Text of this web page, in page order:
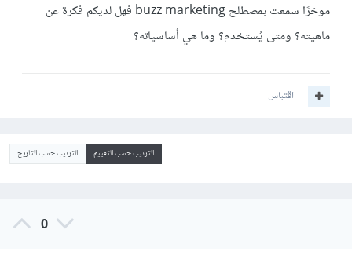
موخرًا سمعت بمصطلح buzz marketing فهل لديكم فكرة عن
ماهيته؟ ومتى يُستخدم؟ وما هي أساسياته؟
اقتباس
الترتيب حسب التقييم الترتيب حسب التاريخ
0